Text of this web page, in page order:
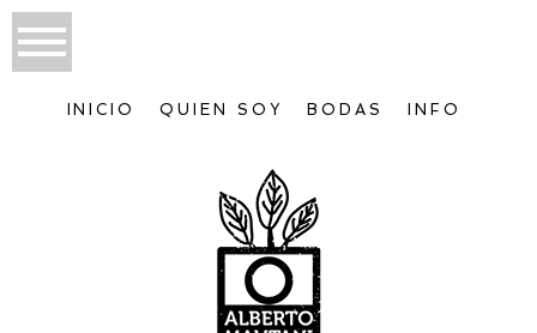
INICIO QUIEN SOY BODAS INFO